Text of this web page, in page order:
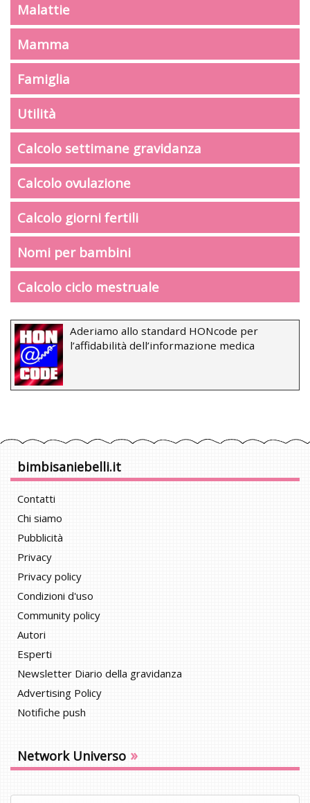
Malattie
Mamma
Famiglia
Utilità
Calcolo settimane gravidanza
Calcolo ovulazione
Calcolo giorni fertili
Nomi per bambini
Calcolo ciclo mestruale
Aderiamo allo standard HONcode per
l’affidabilità dell’informazione medica
bimbisaniebelli.it
Contatti
Chi siamo
Pubblicità
Privacy
Privacy policy
Condizioni d'uso
Community policy
Autori
Esperti
Newsletter Diario della gravidanza
Advertising Policy
Notifiche push
Network Universo »